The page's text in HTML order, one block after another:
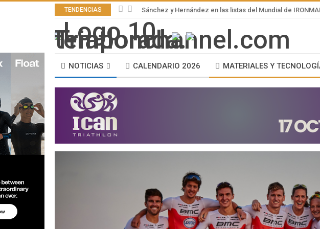
TENDENCIAS Sánchez y Hernández en las listas del Mundial de
NOTICIAS CALENDARIO 2026 MATERIALES Y